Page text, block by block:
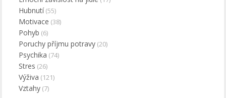
Hubnutí(55)
Motivace (38)
Pohyb (6)
Poruchy příjmu potravy (20)
Psychika (74)
Stres (26)
Výživa (121)
Vztahy (7)